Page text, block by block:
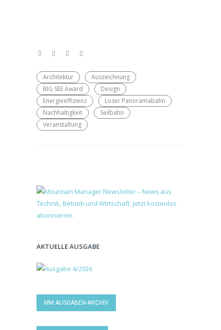
Architektur
Auszeichnung
BIG SEE Award
Design
Energieeffizienz
Loser Panoramabahn
Nachhaltigkeit
Seilbahn
Veranstaltung
AKTUELLE AUSGABE
MM AUSGABEN-ARCHIV